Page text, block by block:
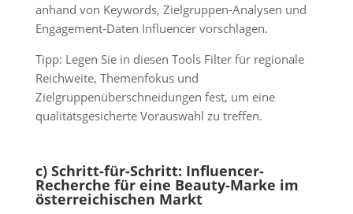
anhand von Keywords, Zielgruppen-Analysen und
Engagement-Daten Influencer vorschlagen.
Tipp: Legen Sie in diesen Tools Filter für regionale
Reichweite, Themenfokus und
Zielgruppenüberschneidungen fest, um eine
qualitätsgesicherte Vorauswahl zu treffen.
c) Schritt-für-Schritt: Influencer-
Recherche für eine Beauty-Marke im
österreichischen Markt